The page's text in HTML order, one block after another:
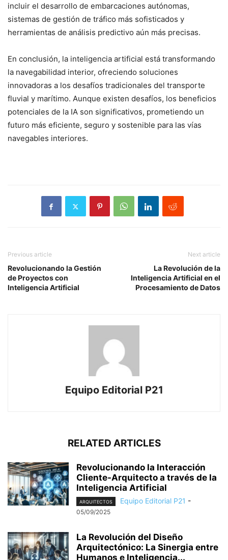
incluir el desarrollo de embarcaciones autónomas,
sistemas de gestión de tráfico más sofisticados y
herramientas de análisis predictivo aún más precisas.
En conclusión, la inteligencia artificial está transformando
la navegabilidad interior, ofreciendo soluciones
innovadoras a los desafíos tradicionales del transporte
fluvial y marítimo. Aunque existen desafíos, los beneficios
potenciales de la IA son significativos, prometiendo un
futuro más eficiente, seguro y sostenible para las vías
navegables interiores.
Previous article
Revolucionando la Gestión
de Proyectos con
Inteligencia Artificial
Next article
La Revolución de la
Inteligencia Artificial en el
Procesamiento de Datos
Equipo Editorial P21
RELATED ARTICLES
Revolucionando la Interacción
Cliente-Arquitecto a través de la
Inteligencia Artificial
ARQUITECTOS Equipo Editorial P21 -
05/09/2025
La Revolución del Diseño
Arquitectónico: La Sinergia entre
Humanos e Inteligencia...